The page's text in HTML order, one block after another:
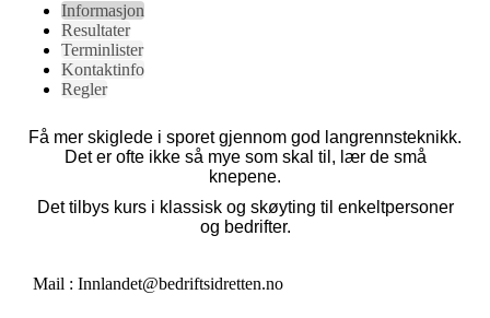
Informasjon
Resultater
Terminlister
Kontaktinfo
Regler
Få mer skiglede i sporet gjennom god langrennsteknikk.
Det er ofte ikke så mye som skal til, lær de små
knepene.
Det tilbys kurs i klassisk og skøyting til enkeltpersoner
og bedrifter.
Mail : Innlandet@bedriftsidretten.no